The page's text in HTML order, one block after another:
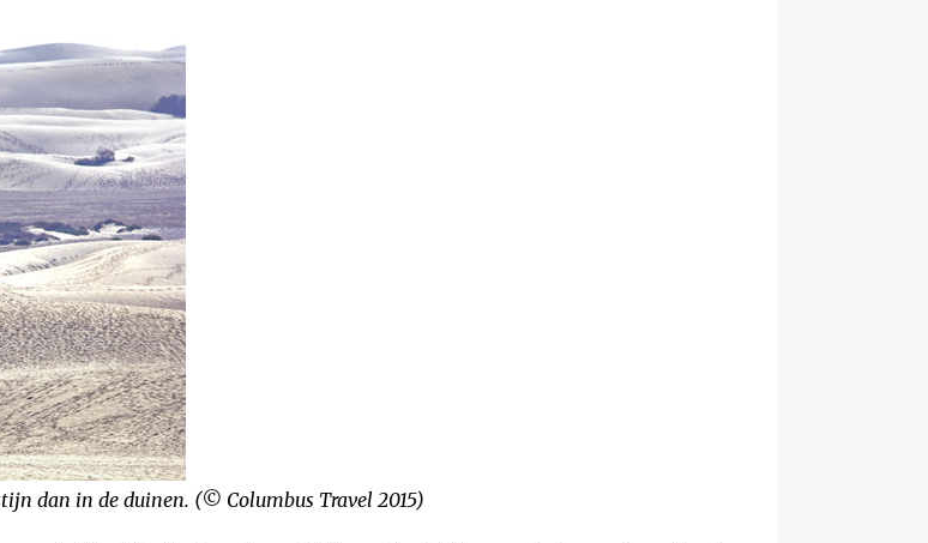
dan in de duinen. (© Columbus Travel 2015)